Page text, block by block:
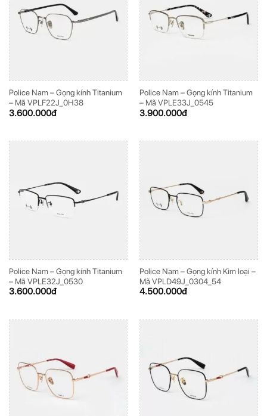
Police Nam – Gọng kính Titanium
– Mã VPLF22J_0H38
3.600.000đ
Police Nam – Gọng kính Titanium
– Mã VPLE33J_0545
3.900.000đ
Police Nam – Gọng kính Titanium
– Mã VPLE32J_0530
3.600.000đ
Police Nam – Gọng kính Kim loại –
Mã VPLD49J_0304_54
4.500.000đ